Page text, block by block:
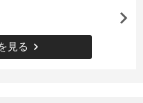
見る keyboard_arrow_right